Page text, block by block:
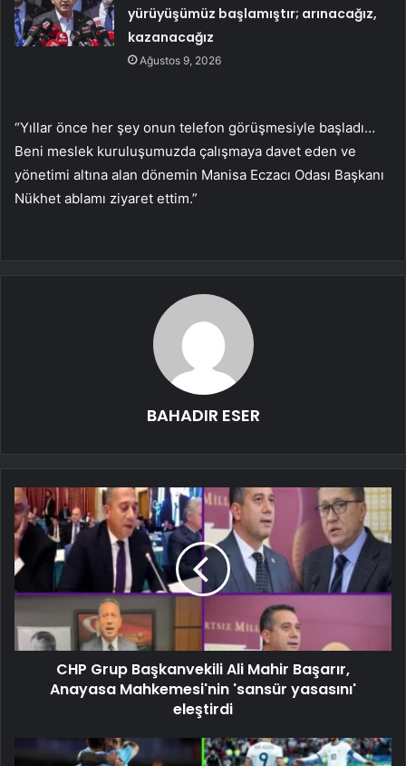
yürüyüşümüz başlamıştır; arınacağız,
kazanacağız
Ağustos 9, 2026
“Yıllar önce her şey onun telefon görüşmesiyle başladı…
Beni meslek kuruluşumuzda çalışmaya davet eden ve
yönetimi altına alan dönemin Manisa Eczacı Odası Başkanı
Nükhet ablamı ziyaret ettim.”
BAHADIR ESER
CHP Grup Başkanvekili Ali Mahir Başarır,
Anayasa Mahkemesi'nin 'sansür yasasını'
eleştirdi